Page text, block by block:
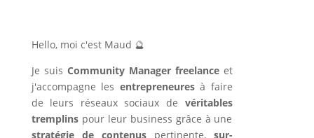
Hello, moi c'est Maud 🔮
Je suis Community Manager freelanceet
j'accompagne les entrepreneuresà faire
de leurs réseaux sociaux de véritables
tremplinspour leur business grâce à une
stratégie de contenuspertinente, sur-